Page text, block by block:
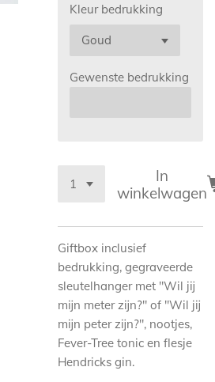
Kleur bedrukking
Gewenste bedrukking
In
winkelwagen
Giftbox inclusief
bedrukking, gegraveerde
sleutelhanger met "Wil jij
mijn meter zijn?" of "Wil jij
mijn peter zijn?", nootjes,
Fever-Tree tonic en flesje
Hendricks gin.